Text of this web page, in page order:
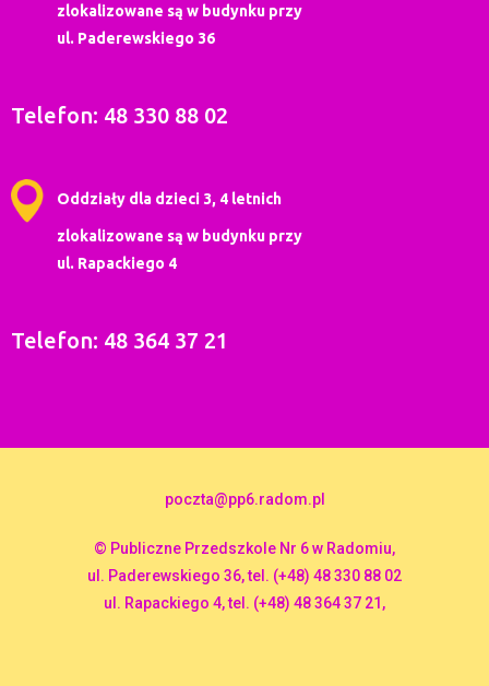
zlokalizowane są w budynku przy
ul. Paderewskiego 36
Telefon: 48 330 88 02
Oddziały dla dzieci 3, 4 letnich
zlokalizowane są w budynku przy
ul. Rapackiego 4
Telefon: 48 364 37 21
poczta@pp6.radom.pl
© Publiczne Przedszkole Nr 6 w Radomiu,
ul. Paderewskiego 36, tel. (+48) 48 330 88 02
ul. Rapackiego 4, tel. (+48) 48 364 37 21,